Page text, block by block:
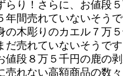
らり！さらに、お値段
年間売れていないそう
の木彫りのカエル７万
だ売れていないそうで
値段８万５千円の鹿の
売れない高額商品の数